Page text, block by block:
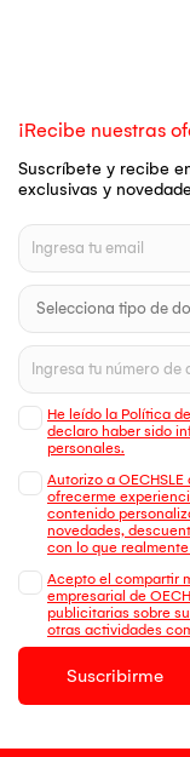
¡Recibe nuestras
Suscríbete y recibe
exclusivas y
He leído la Política
declaro haber sido
personales.
Autorizo a
ofrecerme
contenido
novedades,
con lo que
Acepto el compartir
empresarial de
publicitarias sobre
otras actividades
Suscribirme